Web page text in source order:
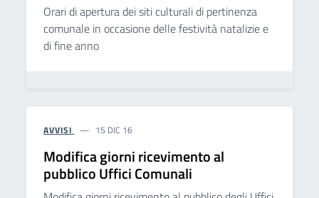
Orari di apertura dei siti culturali di pertinenza
comunale in occasione delle festività natalizie e
di fine anno
AVVISI 15 DIC 16
Modifica giorni ricevimento al
pubblico Uffici Comunali